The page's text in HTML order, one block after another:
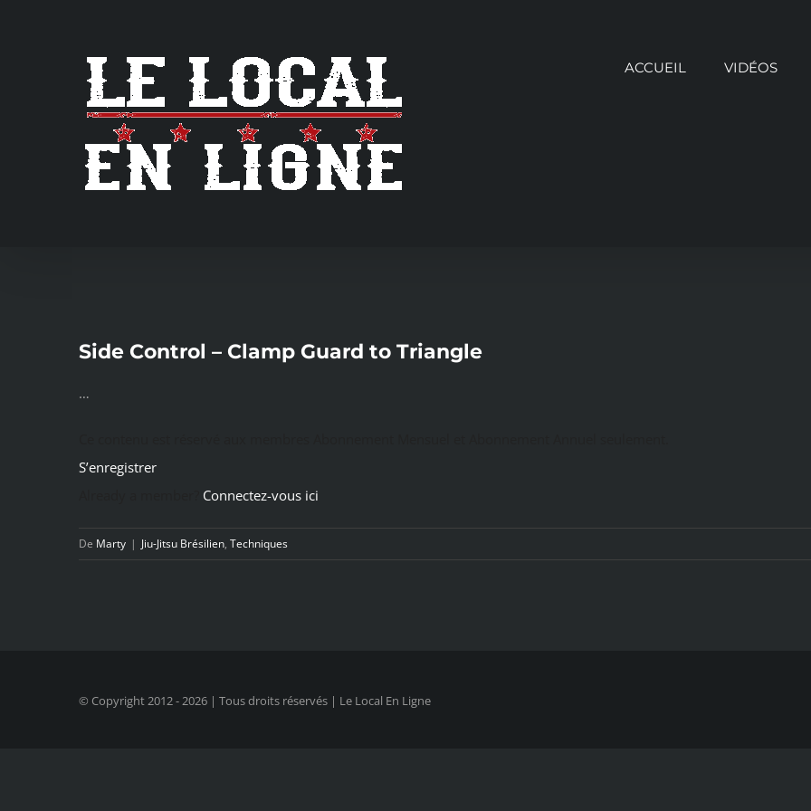
ACCUEIL VIDÉOS
Side Control – Clamp Guard to Triangle
…
S’enregistrer
Connectez-vous ici
De Marty | Jiu-Jitsu Brésilien, Techniques
© Copyright 2012 -2026 | Tous droits réservés | Le Local En Ligne